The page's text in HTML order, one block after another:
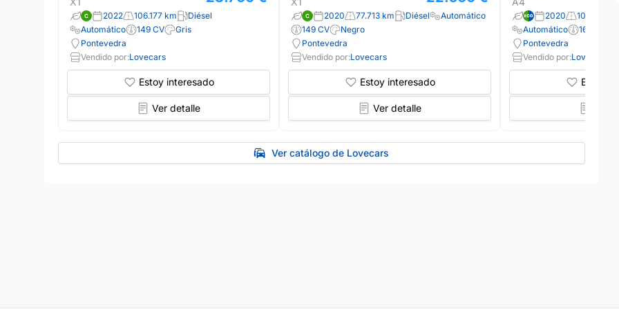
2022 106.177 km
Diésel
Automático
149 CV
Gris
Pontevedra
Vendido por:Lovecars
Estoy interesado
Ver detalle
2020 77.713 km Diésel
Automático
149 CV
Negro
Pontevedra
Vendido por:Lovecars
Estoy interesado
Ver detalle
2020 108.893 km
Automático
163 CV
Pontevedra
Vendido por:Lovecars
Estoy
Ver catálogo de Lovecars